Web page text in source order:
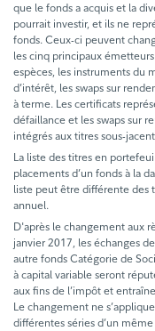
que le fonds a acquis et la
pourrait investir, et ils ne
fonds. Ceux-ci peuvent
les cinq principaux
espèces, les instruments du
d’intérêt, les swaps sur
à terme. Les certificats
défaillance et les swaps sur
intégrés aux titres sous-
La liste des titres en
placements d’un fonds à la
liste peut être différente des
annuel.
D'après le changement aux
janvier 2017, les échanges
autre fonds Catégorie de
à capital variable seront
aux fins de l’impôt et
Le changement ne
différentes séries d’un